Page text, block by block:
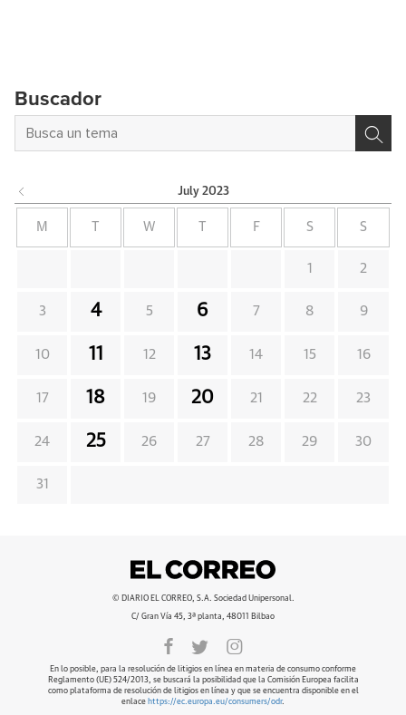
Buscador
July 2023
M W F S S
1 2
3 4 5 6 7 8 9
10 11 12 13 14 15 16
17 18 19 20 21 22 23
24 25 26 27 28 29 30
31
© DIARIO EL CORREO, S.A. Sociedad Unipersonal.
C/ Gran Vía 45, 3ª planta, 48011 Bilbao
En lo posible, para la resolución de litigios en línea en materia de consumo conforme
Reglamento (UE) 524/2013, se buscará la posibilidad que la Comisión Europea facilita
como plataforma de resolución de litigios en línea y que se encuentra disponible en el
enlace https://ec.europa.eu/consumers/odr.